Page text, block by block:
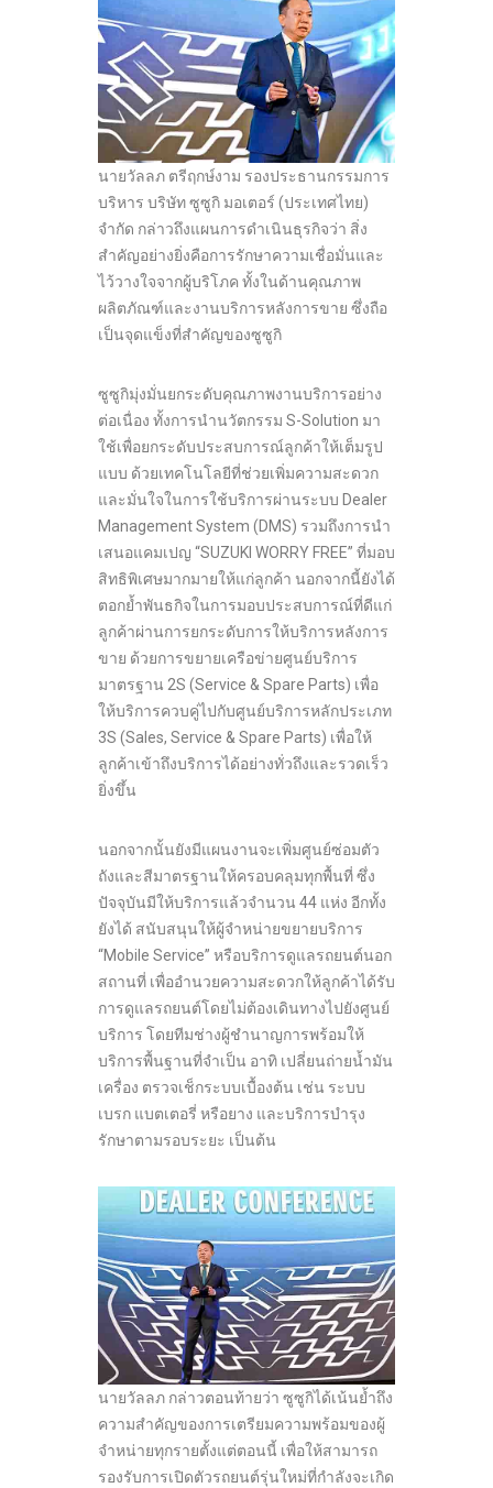
นายวัลลภ ตรีฤกษ์งาม รองประธานกรรมการ
บริหาร บริษัท ซูซูกิ มอเตอร์ (ประเทศไทย)
จำกัด กล่าวถึงแผนการดำเนินธุรกิจว่า สิ่ง
สำคัญอย่างยิ่งคือการรักษาความเชื่อมั่นและ
ไว้วางใจจากผู้บริโภค ทั้งในด้านคุณภาพ
ผลิตภัณฑ์และงานบริการหลังการขาย ซึ่งถือ
เป็นจุดแข็งที่สำคัญของซูซูกิ
ซูซูกิมุ่งมั่นยกระดับคุณภาพงานบริการอย่าง
ต่อเนื่อง ทั้งการนำนวัตกรรม S-Solution มา
ใช้เพื่อยกระดับประสบการณ์ลูกค้าให้เต็มรูป
แบบ ด้วยเทคโนโลยีที่ช่วยเพิ่มความสะดวก
และมั่นใจในการใช้บริการผ่านระบบ Dealer
Management System (DMS) รวมถึงการนำ
เสนอแคมเปญ “SUZUKI WORRY FREE” ที่มอบ
สิทธิพิเศษมากมายให้แก่ลูกค้า นอกจากนี้ยังได้
ตอกย้ำพันธกิจในการมอบประสบการณ์ที่ดีแก่
ลูกค้าผ่านการยกระดับการให้บริการหลังการ
ขาย ด้วยการขยายเครือข่ายศูนย์บริการ
มาตรฐาน 2S (Service & Spare Parts) เพื่อ
ให้บริการควบคู่ไปกับศูนย์บริการหลักประเภท
3S (Sales, Service & Spare Parts) เพื่อให้
ลูกค้าเข้าถึงบริการได้อย่างทั่วถึงและรวดเร็ว
ยิ่งขึ้น
นอกจากนั้นยังมีแผนงานจะเพิ่มศูนย์ซ่อมตัว
ถังและสีมาตรฐานให้ครอบคลุมทุกพื้นที่ ซึ่ง
ปัจจุบันมีให้บริการแล้วจำนวน 44 แห่ง อีกทั้ง
ยังได้ สนับสนุนให้ผู้จำหน่ายขยายบริการ
“Mobile Service” หรือบริการดูแลรถยนต์นอก
สถานที่ เพื่ออำนวยความสะดวกให้ลูกค้าได้รับ
การดูแลรถยนต์โดยไม่ต้องเดินทางไปยังศูนย์
บริการ โดยทีมช่างผู้ชำนาญการพร้อมให้
บริการพื้นฐานที่จำเป็น อาทิ เปลี่ยนถ่ายน้ำมัน
เครื่อง ตรวจเช็กระบบเบื้องต้น เช่น ระบบ
เบรก แบตเตอรี่ หรือยาง และบริการบำรุง
รักษาตามรอบระยะ เป็นต้น
นายวัลลภ กล่าวตอนท้ายว่า ซูซูกิได้เน้นย้ำถึง
ความสำคัญของการเตรียมความพร้อมของผู้
จำหน่ายทุกรายตั้งแต่ตอนนี้ เพื่อให้สามารถ
รองรับการเปิดตัวรถยนต์รุ่นใหม่ที่กำลังจะเกิด